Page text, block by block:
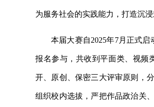
为服务社会的实践能力，打造沉浸
本届大赛自2025年7月正式
报名参与，共收到平面类、视频
开、原创、保密三大评审原则，
组织校内选拔，严把作品政治关